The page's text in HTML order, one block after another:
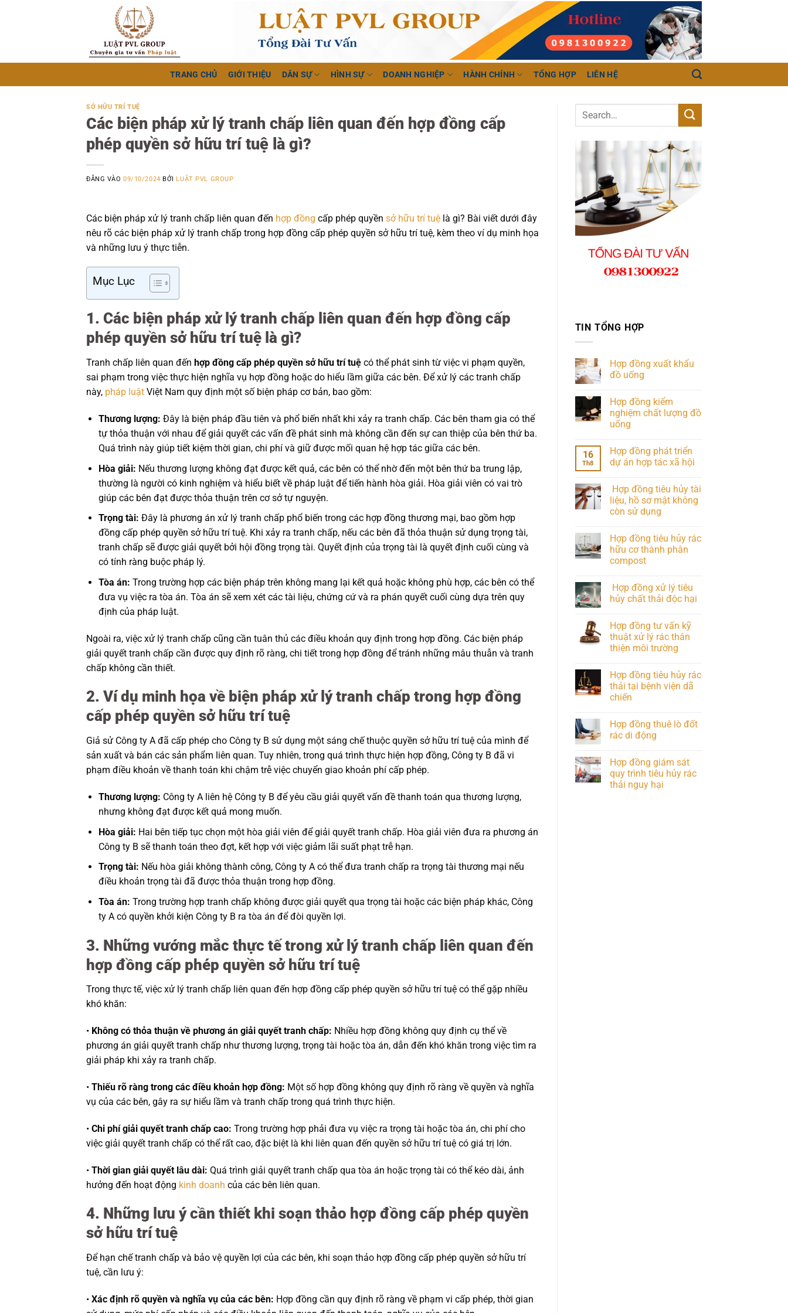
TRANG CHỦ GIỚI THIỆU DÂN SỰ HÌNH SỰ DOANH NGHIỆP HÀNH CHÍNH TỔNG HỢP LIÊN HỆ
SỞ HỮU TRÍ TUỆ
Các biện pháp xử lý tranh chấp liên quan đến hợp đồng cấp
phép quyền sở hữu trí tuệ là gì?
ĐĂNG VÀO09/10/2024 BỞI LUẬT PVL GROUP
Các biện pháp xử lý tranh chấp liên quan đến hợp đồng cấp phép quyền sở hữu trí tuệ là gì? Bài viết dưới đây
nêu rõ các biện pháp xử lý tranh chấp trong hợp đồng cấp phép quyền sở hữu trí tuệ, kèm theo ví dụ minh họa
và những lưu ý thực tiễn.
Mục Lục
1. Các biện pháp xử lý tranh chấp liên quan đến hợp đồng cấp
phép quyền sở hữu trí tuệ là gì?
Tranh chấp liên quan đến hợp đồng cấp phép quyền sở hữu trí tuệ có thể phát sinh từ việc vi phạm quyền,
sai phạm trong việc thực hiện nghĩa vụ hợp đồng hoặc do hiểu lầm giữa các bên. Để xử lý các tranh chấp
này, pháp luật Việt Nam quy định một số biện pháp cơ bản, bao gồm:
Thương lượng: Đây là biện pháp đầu tiên và phổ biến nhất khi xảy ra tranh chấp. Các bên tham gia có thể
tự thỏa thuận với nhau để giải quyết các vấn đề phát sinh mà không cần đến sự can thiệp của bên thứ ba.
Quá trình này giúp tiết kiệm thời gian, chi phí và giữ được mối quan hệ hợp tác giữa các bên.
Hòa giải: Nếu thương lượng không đạt được kết quả, các bên có thể nhờ đến một bên thứ ba trung lập,
thường là người có kinh nghiệm và hiểu biết về pháp luật để tiến hành hòa giải. Hòa giải viên có vai trò
giúp các bên đạt được thỏa thuận trên cơ sở tự nguyện.
Trọng tài: Đây là phương án xử lý tranh chấp phổ biến trong các hợp đồng thương mại, bao gồm hợp
đồng cấp phép quyền sở hữu trí tuệ. Khi xảy ra tranh chấp, nếu các bên đã thỏa thuận sử dụng trọng tài,
tranh chấp sẽ được giải quyết bởi hội đồng trọng tài. Quyết định của trọng tài là quyết định cuối cùng và
có tính ràng buộc pháp lý.
Tòa án: Trong trường hợp các biện pháp trên không mang lại kết quả hoặc không phù hợp, các bên có thể
đưa vụ việc ra tòa án. Tòa án sẽ xem xét các tài liệu, chứng cứ và ra phán quyết cuối cùng dựa trên quy
định của pháp luật.
Ngoài ra, việc xử lý tranh chấp cũng cần tuân thủ các điều khoản quy định trong hợp đồng. Các biện pháp
giải quyết tranh chấp cần được quy định rõ ràng, chi tiết trong hợp đồng để tránh những mâu thuẫn và tranh
chấp không cần thiết.
2. Ví dụ minh họa về biện pháp xử lý tranh chấp trong hợp đồng
cấp phép quyền sở hữu trí tuệ
Giả sử Công ty A đã cấp phép cho Công ty B sử dụng một sáng chế thuộc quyền sở hữu trí tuệ của mình để
sản xuất và bán các sản phẩm liên quan. Tuy nhiên, trong quá trình thực hiện hợp đồng, Công ty B đã vi
phạm điều khoản về thanh toán khi chậm trễ việc chuyển giao khoản phí cấp phép.
Thương lượng: Công ty A liên hệ Công ty B để yêu cầu giải quyết vấn đề thanh toán qua thương lượng,
nhưng không đạt được kết quả mong muốn.
Hòa giải: Hai bên tiếp tục chọn một hòa giải viên để giải quyết tranh chấp. Hòa giải viên đưa ra phương án
Công ty B sẽ thanh toán theo đợt, kết hợp với việc giảm lãi suất phạt trễ hạn.
Trọng tài: Nếu hòa giải không thành công, Công ty A có thể đưa tranh chấp ra trọng tài thương mại nếu
điều khoản trọng tài đã được thỏa thuận trong hợp đồng.
Tòa án: Trong trường hợp tranh chấp không được giải quyết qua trọng tài hoặc các biện pháp khác, Công
ty A có quyền khởi kiện Công ty B ra tòa án để đòi quyền lợi.
3. Những vướng mắc thực tế trong xử lý tranh chấp liên quan đến
hợp đồng cấp phép quyền sở hữu trí tuệ
Trong thực tế, việc xử lý tranh chấp liên quan đến hợp đồng cấp phép quyền sở hữu trí tuệ có thể gặp nhiều
khó khăn:
• Không có thỏa thuận về phương án giải quyết tranh chấp: Nhiều hợp đồng không quy định cụ thể về
phương án giải quyết tranh chấp như thương lượng, trọng tài hoặc tòa án, dẫn đến khó khăn trong việc tìm ra
giải pháp khi xảy ra tranh chấp.
• Thiếu rõ ràng trong các điều khoản hợp đồng: Một số hợp đồng không quy định rõ ràng về quyền và nghĩa
vụ của các bên, gây ra sự hiểu lầm và tranh chấp trong quá trình thực hiện.
• Chi phí giải quyết tranh chấp cao: Trong trường hợp phải đưa vụ việc ra trọng tài hoặc tòa án, chi phí cho
việc giải quyết tranh chấp có thể rất cao, đặc biệt là khi liên quan đến quyền sở hữu trí tuệ có giá trị lớn.
• Thời gian giải quyết lâu dài: Quá trình giải quyết tranh chấp qua tòa án hoặc trọng tài có thể kéo dài, ảnh
hưởng đến hoạt động kinh doanh của các bên liên quan.
4. Những lưu ý cần thiết khi soạn thảo hợp đồng cấp phép quyền
sở hữu trí tuệ
Để hạn chế tranh chấp và bảo vệ quyền lợi của các bên, khi soạn thảo hợp đồng cấp phép quyền sở hữu trí
tuệ, cần lưu ý:
• Xác định rõ quyền và nghĩa vụ của các bên: Hợp đồng cần quy định rõ ràng về phạm vi cấp phép, thời gian
TIN TỔNG HỢP
Hợp đồng xuất khẩu
đồ uống
Hợp đồng kiểm
nghiệm chất lượng đồ
uống
16
Th8
Hợp đồng phát triển
dự án hợp tác xã hội
Hợp đồng tiêu hủy tài
liệu, hồ sơ mật không
còn sử dụng
Hợp đồng tiêu hủy rác
hữu cơ thành phân
compost
Hợp đồng xử lý tiêu
hủy chất thải độc hại
Hợp đồng tư vấn kỹ
thuật xử lý rác thân
thiện môi trường
Hợp đồng tiêu hủy rác
thải tại bệnh viện dã
chiến
Hợp đồng thuê lò đốt
rác di động
Hợp đồng giám sát
quy trình tiêu hủy rác
thải nguy hại